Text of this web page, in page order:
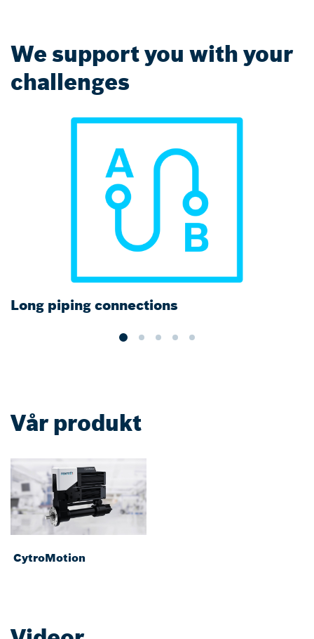
We support you with your
challenges
Long piping connections
Vår produkt
CytroMotion